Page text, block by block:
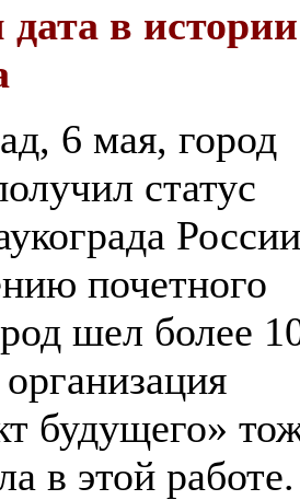
в истории
6 мая, город
статус
почетного
шел более
будущего»
в этой работе.